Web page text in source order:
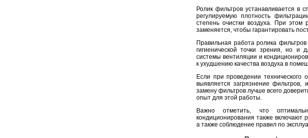
Ролик фильтров устанавливается в
регулируемую плотность
степень очистки воздуха. При этом
заменяется, чтобы гарантировать
Правильная работа ролика
гигиенической точки зрения, но и
системы вентиляции и
к ухудшению качества воздуха в
Если при проведении технического
выявляется загрязнение
замену фильтров лучше всего
опыт для этой работы.
Важно отметить, что
кондиционирования также включают
а также соблюдение правил по